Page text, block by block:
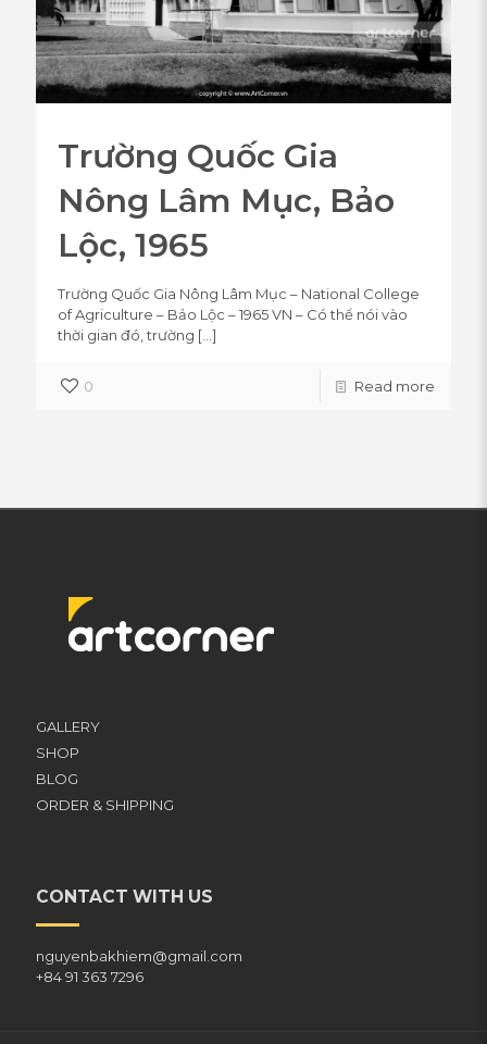
Trường Quốc Gia
Nông Lâm Mục, Bảo
Lộc, 1965
Trường Quốc Gia Nông Lâm Mục – National College
of Agriculture – Bảo Lộc – 1965 VN – Có thể nói vào
thời gian đó, trường […]
0 Read more
GALLERY
SHOP
BLOG
ORDER & SHIPPING
CONTACT WITH US
nguyenbakhiem@gmail.com
+84 91 363 7296